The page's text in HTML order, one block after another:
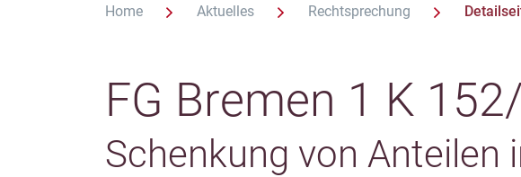
Home Aktuelles Rechtsprechung
FG Bremen 1 K
Schenkung von Anteilen